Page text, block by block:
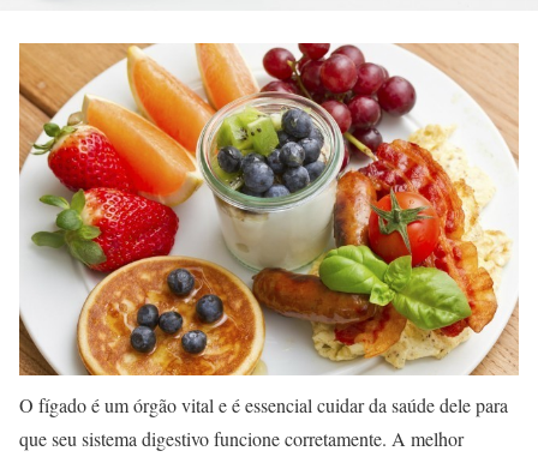
O fígado é um órgão vital e é essencial cuidar da saúde dele para
que seu sistema digestivo funcione corretamente. A melhor